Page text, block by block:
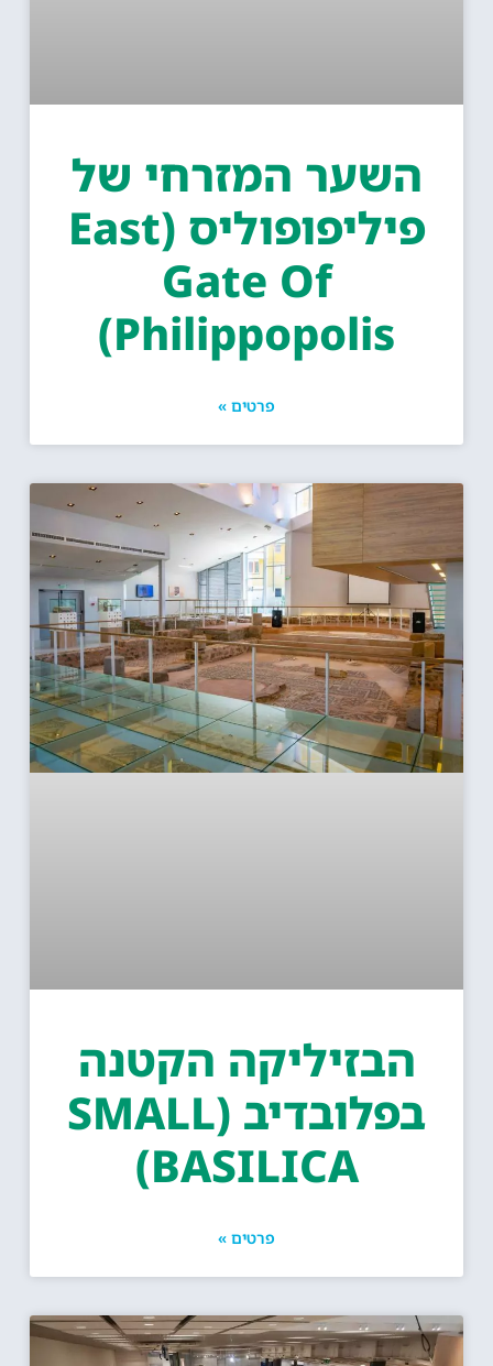
השער המזרחי של
פיליפופוליס (East
Gate Of
Philippopolis)
הבזיליקה הקטנה
בפלובדיב (SMALL
BASILICA)